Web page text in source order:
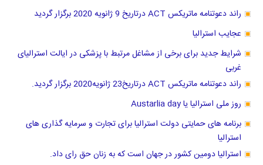
راند دعوتنامه ماتریکس ACT درتاریخ 9 ژانویه 2020 برگزار گردید
عجایب استرالیا
شرایط جدید برای برخی از مشاغل مرتبط با پزشکی در ایالت استرالیای
غربی
راند دعوتنامه ماتریکس ACT درتاریخ23 ژانویه2020 برگزار گردید.
روز ملی استرالیا یا Austarlia day
برنامه های حمایتی دولت استرالیا برای تجارت و سرمایه گذاری های
استرالیا
استرالیا دومین کشور در جهان است که به زنان حق رای داد.